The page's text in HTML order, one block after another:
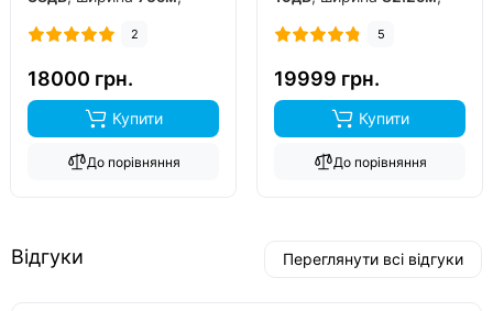
китай, інвертор
2
18000 грн.
Купити
До порівняння
китай, інвертор
5
19999 грн.
Купити
До порівняння
Відгуки Переглянути всі відгуки